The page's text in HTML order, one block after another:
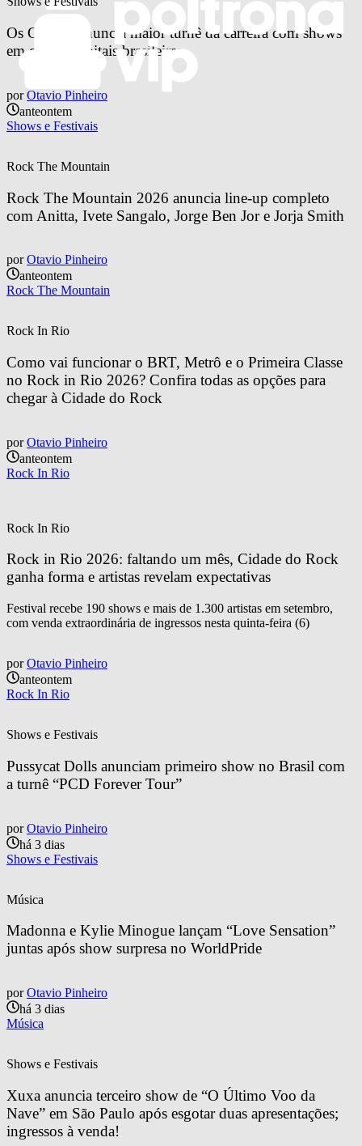
Os Garotin anuncia maior turnê da carreira com shows
em quatro capitais brasileiras
por Otavio Pinheiro
anteontem
Shows e Festivais
Rock The Mountain
Rock The Mountain 2026 anuncia line-up completo
com Anitta, Ivete Sangalo, Jorge Ben Jor e Jorja Smith
por Otavio Pinheiro
anteontem
Rock The Mountain
Rock In Rio
Como vai funcionar o BRT, Metrô e o Primeira Classe
no Rock in Rio 2026? Confira todas as opções para
chegar à Cidade do Rock
por Otavio Pinheiro
anteontem
Rock In Rio
Rock In Rio
Rock in Rio 2026: faltando um mês, Cidade do Rock
ganha forma e artistas revelam expectativas
Festival recebe 190 shows e mais de 1.300 artistas em setembro,
com venda extraordinária de ingressos nesta quinta-feira (6)
por Otavio Pinheiro
anteontem
Rock In Rio
Shows e Festivais
Pussycat Dolls anunciam primeiro show no Brasil com
a turnê “PCD Forever Tour”
por Otavio Pinheiro
há 3 dias
Shows e Festivais
Música
Madonna e Kylie Minogue lançam “Love Sensation”
juntas após show surpresa no WorldPride
por Otavio Pinheiro
há 3 dias
Música
Shows e Festivais
Xuxa anuncia terceiro show de “O Último Voo da
Nave” em São Paulo após esgotar duas apresentações;
ingressos à venda!